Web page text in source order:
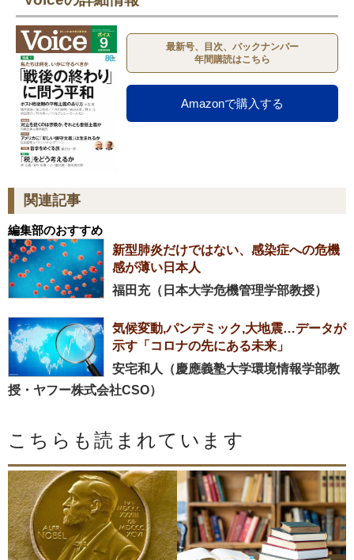
最新号、目次、バックナンバー
年間購読はこちら
Amazonで購入する
関連記事
編集部のおすすめ
新型肺炎だけではない、感染症への危機
感が薄い日本人
福田充（日本大学危機管理学部教授）
気候変動,パンデミック,大地震…データが
示す「コロナの先にある未来」
安宅和人（慶應義塾大学環境情報学部教
授・ヤフー株式会社CSO）
こちらも読まれています